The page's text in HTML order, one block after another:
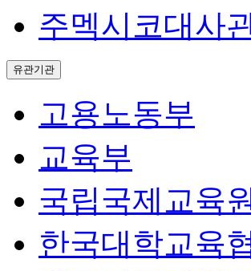
주멕시코대사
유관기관
고용노동부
교육부
국립국제교육
한국대학교육